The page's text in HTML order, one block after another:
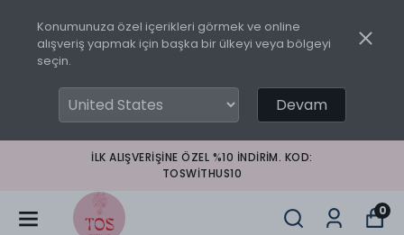
Konumunuza özel içerikleri görmek ve online
alışveriş yapmak için başka bir ülkeyi veya bölgeyi
seçin.
Devam
İLK ALIŞVERIŞINE ÖZEL %10 INDIRIM. KOD:
TOSWITHUS10
0